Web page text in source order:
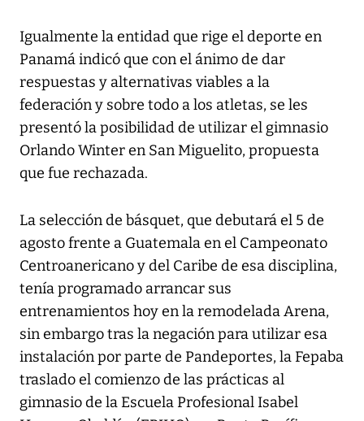
Igualmente la entidad que rige el deporte en
Panamá indicó que con el ánimo de dar
respuestas y alternativas viables a la
federación y sobre todo a los atletas, se les
presentó la posibilidad de utilizar el gimnasio
Orlando Winter en San Miguelito, propuesta
que fue rechazada.
La selección de básquet, que debutará el 5 de
agosto frente a Guatemala en el Campeonato
Centroanericano y del Caribe de esa disciplina,
tenía programado arrancar sus
entrenamientos hoy en la remodelada Arena,
sin embargo tras la negación para utilizar esa
instalación por parte de Pandeportes, la Fepaba
traslado el comienzo de las prácticas al
gimnasio de la Escuela Profesional Isabel